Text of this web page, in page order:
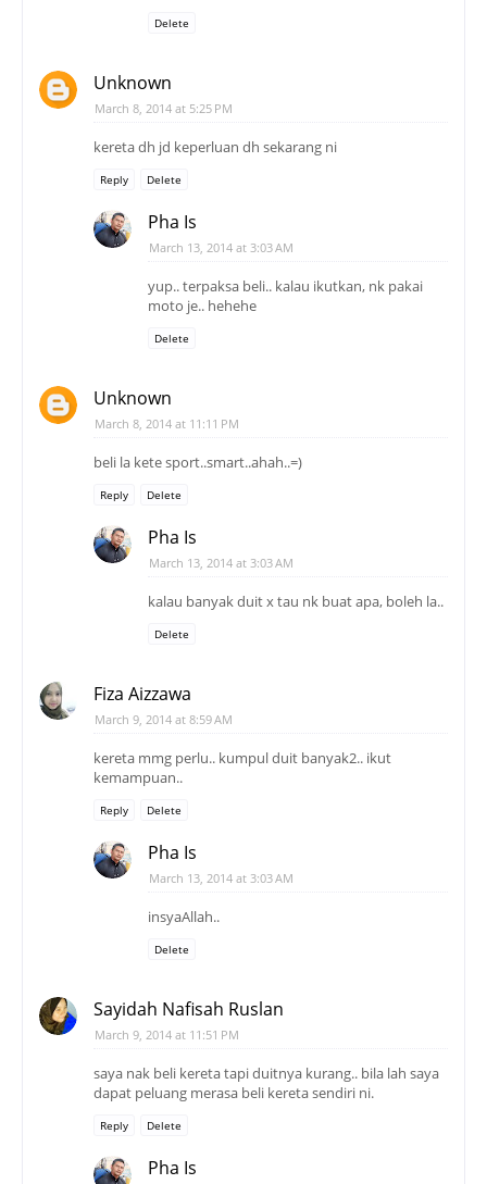
Delete
Unknown
March 8, 2014 at 5:25 PM
kereta dh jd keperluan dh sekarang ni
Reply Delete
Pha Is
March 13, 2014 at 3:03 AM
yup.. terpaksa beli.. kalau ikutkan, nk pakai
moto je.. hehehe
Delete
Unknown
March 8, 2014 at 11:11 PM
beli la kete sport..smart..ahah..=)
Reply Delete
Pha Is
March 13, 2014 at 3:03 AM
kalau banyak duit x tau nk buat apa, boleh la..
Delete
Fiza Aizzawa
March 9, 2014 at 8:59 AM
kereta mmg perlu.. kumpul duit banyak2.. ikut
kemampuan..
Reply Delete
Pha Is
March 13, 2014 at 3:03 AM
insyaAllah..
Delete
Sayidah Nafisah Ruslan
March 9, 2014 at 11:51 PM
saya nak beli kereta tapi duitnya kurang.. bila lah saya
dapat peluang merasa beli kereta sendiri ni.
Reply Delete
Pha Is